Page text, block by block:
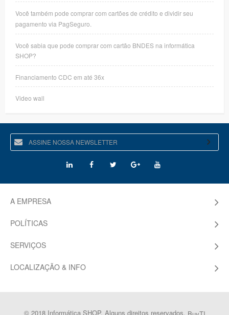
Você também pode comprar com cartões de crédito e dividir seu
pagamento via PagSeguro.
Você sabia que pode comprar com cartão BNDES na informática
SHOP?
Financiamento CDC em até 36x
Video wall
A EMPRESA
POLÍTICAS
SERVIÇOS
LOCALIZAÇÃO & INFO
© 2018 Informática SHOP. Alguns direitos reservados.